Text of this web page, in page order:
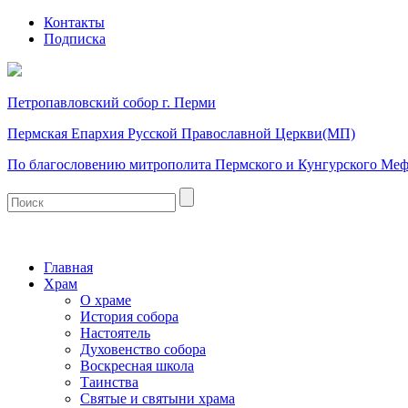
Контакты
Подписка
Петропавловский собор г. Перми
Пермская Епархия Русской Православной Церкви(МП)
По благословению митрополита Пермского и Кунгурского
Главная
Храм
О храме
История собора
Настоятель
Духовенство собора
Воскресная школа
Таинства
Святые и святыни храма